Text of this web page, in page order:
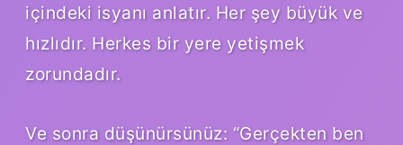
içindeki isyanı anlatır. Her şey büyük ve
hızlıdır. Herkes bir yere yetişmek
zorundadır.
Ve sonra düşünürsünüz: “Gerçekten ben